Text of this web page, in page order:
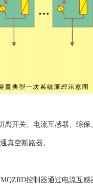
开关、电流互感器、综
真空断路器。
控制器通过电流互